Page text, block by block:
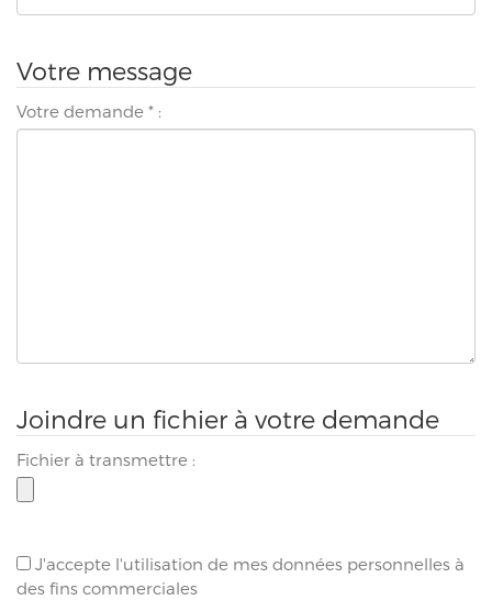
Votre message
Votre demande * :
Joindre un fichier à votre demande
Fichier à transmettre :
J'accepte l'utilisation de mes données personnelles à
des fins commerciales